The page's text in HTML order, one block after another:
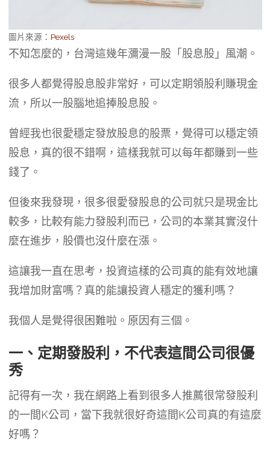
圖片來源： Pexels
不知怎麼的，台灣這幾年瀰漫一股「股息股」風潮。
很多人都覺得股息股非常好，可以定期領股利賺現金
流，所以一股腦地追捧股息股。
曾經我也很愛穩定發放股息的股票，覺得可以穩定領
股息，真的很不錯啊，這樣我就可以每年都賺到一些
錢了。
但後來我發現，很多很愛發股息的公司就只是現金比
較多，比較有能力發股利而已，公司的本業其實沒什
麼在進步，股價也沒什麼在漲。
這讓我一直在思考，投資這樣的公司真的能有效地讓
我增加財富嗎？真的能讓投資人穩定的獲利嗎？
我個人是覺得很困難啦。原因有三個。
一、定期發股利，不代表這間公司很優
秀
記得有一次，我在網路上看到很多人推薦很常發股利
的一間K公司，當下我就很好奇這間K公司真的有這麼
好嗎？